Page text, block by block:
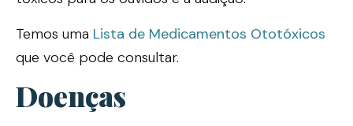
Temos uma Lista de Medicamentos Ototóxicos
que você pode consultar.
Doenças